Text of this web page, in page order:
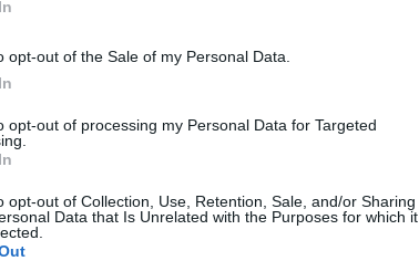
opt-out of the Sale of my Personal Data.
opt-out of processing my Personal Data for Targeted
opt-out of Collection, Use, Retention, Sale, and/or Sharing
Data that Is Unrelated with the Purposes for which it
lesz a két Mercedes. Ezzel a sorrend Hamilton,
a lágyakat, Hamilton pedig kint marad a használt
a harmadik helyre jön vissza 15 kör van hátra jelenleg.